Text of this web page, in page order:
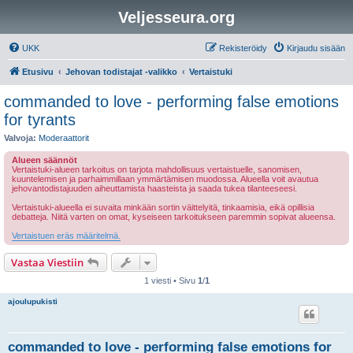
Veljesseura.org
UKK Kirjaudu sisään
Rekisteröidy
Etusivu Jehovan todistajat -valikko Vertaistuki
commanded to love - performing false emotions
for tyrants
Valvoja: Moderaattorit
Alueen säännöt
Vertaistuki-alueen tarkoitus on tarjota mahdollisuus vertaistuelle, sanomisen,
kuuntelemisen ja parhaimmillaan ymmärtämisen muodossa. Alueella voit avautua
jehovantodistajuuden aiheuttamista haasteista ja saada tukea tilanteeseesi.
Vertaistuki-alueella ei suvaita minkään sortin väittelyitä, tinkaamisia, eikä opillisia
debatteja. Niitä varten on omat, kyseiseen tarkoitukseen paremmin sopivat alueensa.
Vertaistuen eräs määritelmä.
Vastaa Viestiin
1 viesti • Sivu 1/1
ajoulupukisti
commanded to love - performing false emotions for